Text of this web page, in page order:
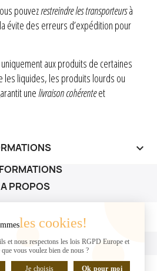
pouvezrestreindre les transporteursà
évite des erreurs d’expédition pour
aux produits de certaines
les liquides, les produits lourds ou
une livraison cohérenteet
keyboard_arrow_down
A PROPOS
PROPOS
COMPTE
COMPTE
les cookies!
et nous respectons les lois RGPD Europe et
vous voulez bien de nous ?
Je choisis Ok pour moi